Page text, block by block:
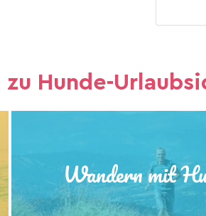
Hunde-
Wandern mit